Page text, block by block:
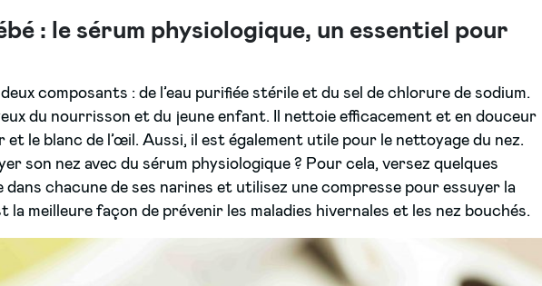
: le sérum physiologique, un essentiel pour
composants : de l’eau purifiée stérile et du sel de chlorure de sodium.
du nourrisson et du jeune enfant. Il nettoie efficacement et en douceur
et le blanc de l’œil. Aussi, il est également utile pour le nettoyage du nez.
son nez avec du sérum physiologique ? Pour cela, versez quelques
chacune de ses narines et utilisez une compresse pour essuyer la
la meilleure façon de prévenir les maladies hivernales et les nez bouchés.